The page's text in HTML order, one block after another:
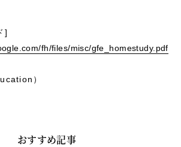
ド]
fh/files/misc/gfe_homestudy.pdf
）
おすすめ記事